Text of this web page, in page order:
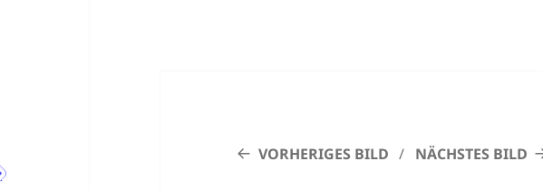
VORHERIGES BILD NÄCHSTES BILD